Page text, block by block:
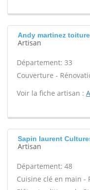
Andy martinez
Artisan
Département: 33
Couverture -
Voir la fiche artisan :
Sapin laurent
Artisan
Département: 48
Cuisine clé en main -